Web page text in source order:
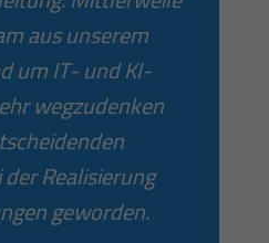
aus unserem
um IT- und KI-
wegzudenken
Realisierung
geworden.